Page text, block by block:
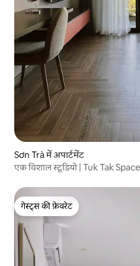
Sơn Trà में अपार्टमेंट
एक विशाल स्टूडियो | Tuk Tak
गेस्ट्स की फ़ेवरेट
गेस्ट्स की फ़ेवरेट